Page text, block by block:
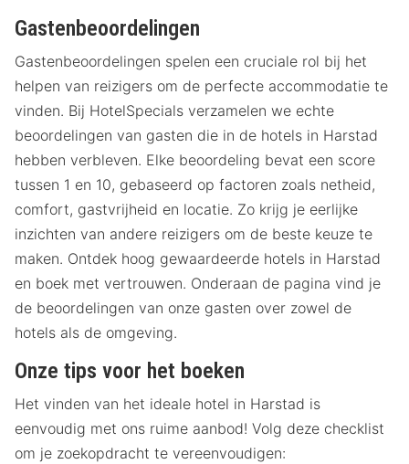
Gastenbeoordelingen
Gastenbeoordelingen spelen een cruciale rol bij het
helpen van reizigers om de perfecte accommodatie te
vinden. Bij HotelSpecials verzamelen we echte
beoordelingen van gasten die in de hotels in Harstad
hebben verbleven. Elke beoordeling bevat een score
tussen 1 en 10, gebaseerd op factoren zoals netheid,
comfort, gastvrijheid en locatie. Zo krijg je eerlijke
inzichten van andere reizigers om de beste keuze te
maken. Ontdek hoog gewaardeerde hotels in Harstad
en boek met vertrouwen. Onderaan de pagina vind je
de beoordelingen van onze gasten over zowel de
hotels als de omgeving.
Onze tips voor het boeken
Het vinden van het ideale hotel in Harstad is
eenvoudig met ons ruime aanbod! Volg deze checklist
om je zoekopdracht te vereenvoudigen: